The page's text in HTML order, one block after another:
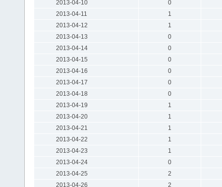
2013-04-10
0
2013-04-11
1
2013-04-12
1
2013-04-13
0
2013-04-14
0
2013-04-15
0
2013-04-16
0
2013-04-17
0
2013-04-18
0
2013-04-19
1
2013-04-20
1
2013-04-21
1
2013-04-22
1
2013-04-23
1
2013-04-24
0
2013-04-25
2
2013-04-26
2